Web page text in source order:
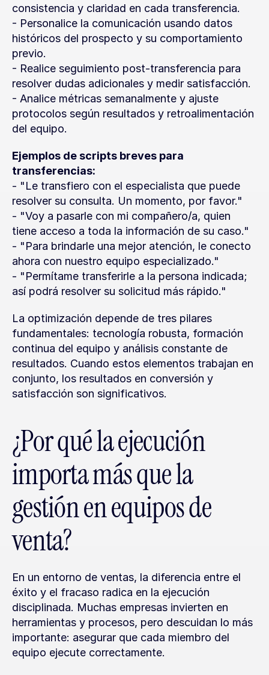
consistencia y claridad en cada transferencia.
- Personalice la comunicación usando datos
históricos del prospecto y su comportamiento
previo.
- Realice seguimiento post-transferencia para
resolver dudas adicionales y medir satisfacción.
- Analice métricas semanalmente y ajuste
protocolos según resultados y retroalimentación
del equipo.
Ejemplos de scripts breves para
transferencias:
- "Le transfiero con el especialista que puede
resolver su consulta. Un momento, por favor."
- "Voy a pasarle con mi compañero/a, quien
tiene acceso a toda la información de su caso."
- "Para brindarle una mejor atención, le conecto
ahora con nuestro equipo especializado."
- "Permítame transferirle a la persona indicada;
así podrá resolver su solicitud más rápido."
La optimización depende de tres pilares
fundamentales: tecnología robusta, formación
continua del equipo y análisis constante de
resultados. Cuando estos elementos trabajan en
conjunto, los resultados en conversión y
satisfacción son significativos.
¿Por qué la ejecución
importa más que la
gestión en equipos de
venta?
En un entorno de ventas, la diferencia entre el
éxito y el fracaso radica en la ejecución
disciplinada. Muchas empresas invierten en
herramientas y procesos, pero descuidan lo más
importante: asegurar que cada miembro del
equipo ejecute correctamente.